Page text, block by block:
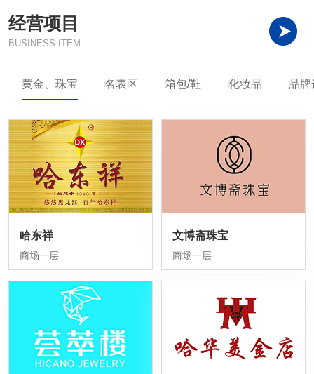
经营项目
BUSINESS ITEM
黄金、珠宝 名表区 箱包/鞋 化妆品 品牌
哈东祥
商场一层
文博斋珠宝
商场一层